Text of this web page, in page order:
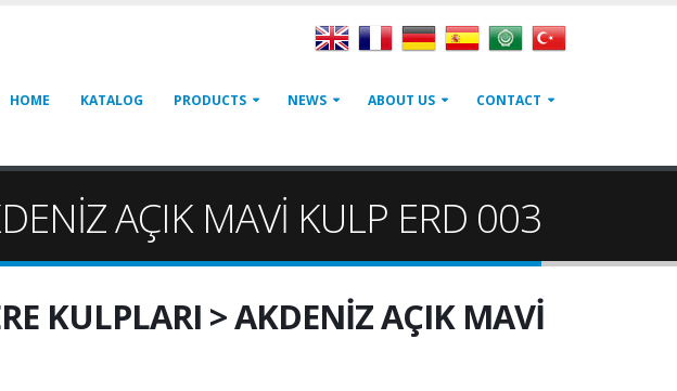
HOME KATALOG PRODUCTS NEWS ABOUT US CONTACT
AÇIK MAVİ KULP ERD 003
KULPLARI > AKDENİZ AÇIK MAVİ